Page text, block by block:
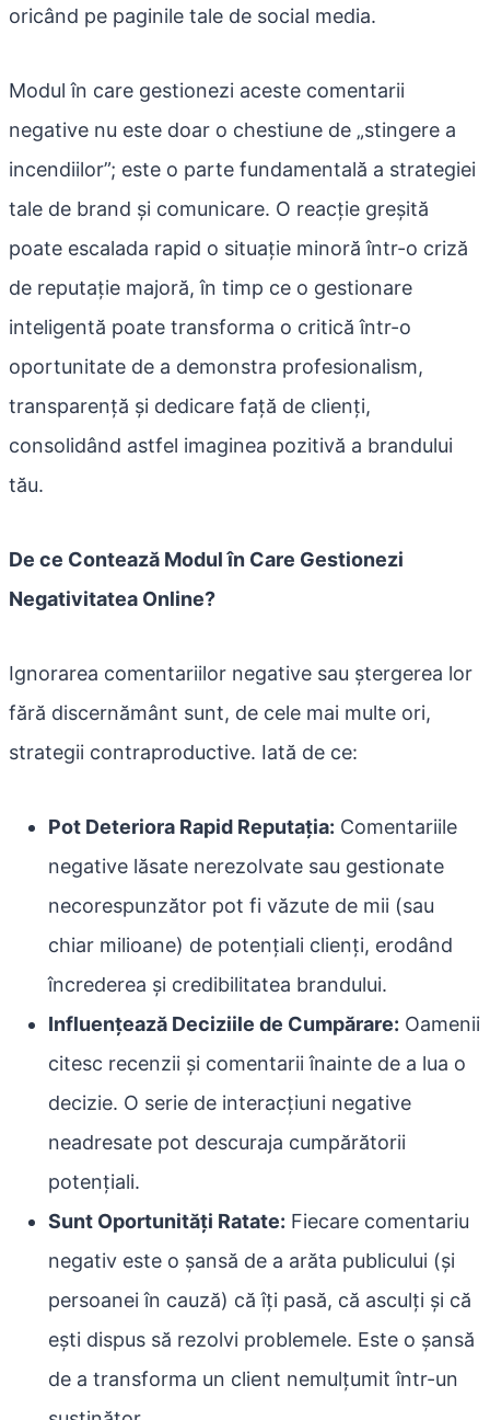
oricând pe paginile tale de social media.
Modul în care gestionezi aceste comentarii
negative nu este doar o chestiune de „stingere a
incendiilor”; este o parte fundamentală a strategiei
tale de brand și comunicare. O reacție greșită
poate escalada rapid o situație minoră într-o criză
de reputație majoră, în timp ce o gestionare
inteligentă poate transforma o critică într-o
oportunitate de a demonstra profesionalism,
transparență și dedicare față de clienți,
consolidând astfel imaginea pozitivă a brandului
tău.
De ce Contează Modul în Care Gestionezi
Negativitatea Online?
Ignorarea comentariilor negative sau ștergerea lor
fără discernământ sunt, de cele mai multe ori,
strategii contraproductive. Iată de ce:
Pot Deteriora Rapid Reputația: Comentariile
negative lăsate nerezolvate sau gestionate
necorespunzător pot fi văzute de mii (sau
chiar milioane) de potențiali clienți, erodând
încrederea și credibilitatea brandului.
Influențează Deciziile de Cumpărare: Oamenii
citesc recenzii și comentarii înainte de a lua o
decizie. O serie de interacțiuni negative
neadresate pot descuraja cumpărătorii
potențiali.
Sunt Oportunități Ratate: Fiecare comentariu
negativ este o șansă de a arăta publicului (și
persoanei în cauză) că îți pasă, că asculți și că
ești dispus să rezolvi problemele. Este o șansă
de a transforma un client nemulțumit într-un